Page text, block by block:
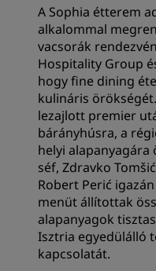
A Sophia étterem
alkalommal
vacsorák
Hospitality Group
hogy fine dining
kulináris
lezajlott premier
bárányhúsra, a
helyi
séf, Zdravko
Robert Perić
menüt állítottak
alapanyagok
Isztria egyedülálló
kapcsolatát.